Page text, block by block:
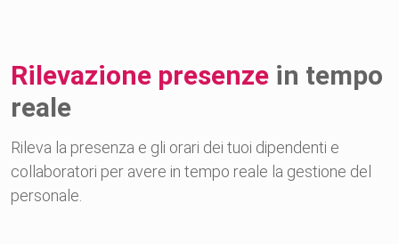
Rilevazione presenze in tempo
reale
Rileva la presenza e gli orari dei tuoi dipendenti e
collaboratori per avere in tempo reale la gestione del
personale.